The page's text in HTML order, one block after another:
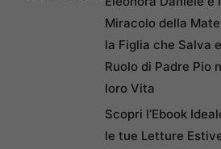
Miracolo della
la Figlia che Salva
Ruolo di Padre Pio
loro Vita
Scopri l’Ebook
le tue Letture